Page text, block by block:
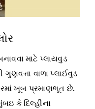
માટે પ્લાયવુડ
વાળા પ્લાઈવુડ
ખૂબ પ્રમાણભૂત છે.
કે દિલ્હીના